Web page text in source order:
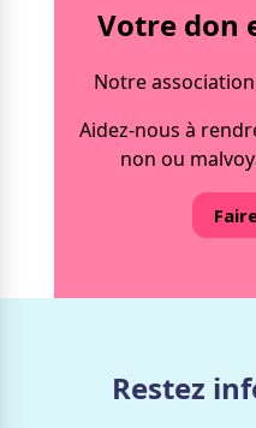
Votre don
Notre
Aidez-nous à
non ou
Restez